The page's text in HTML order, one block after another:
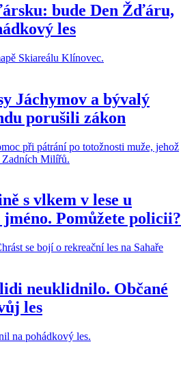
bude Den Žďáru,
les
Jáchymov a bývalý
porušili zákon
s vlkem v lese u
Pomůžete policii?
neuklidnilo. Občané
les